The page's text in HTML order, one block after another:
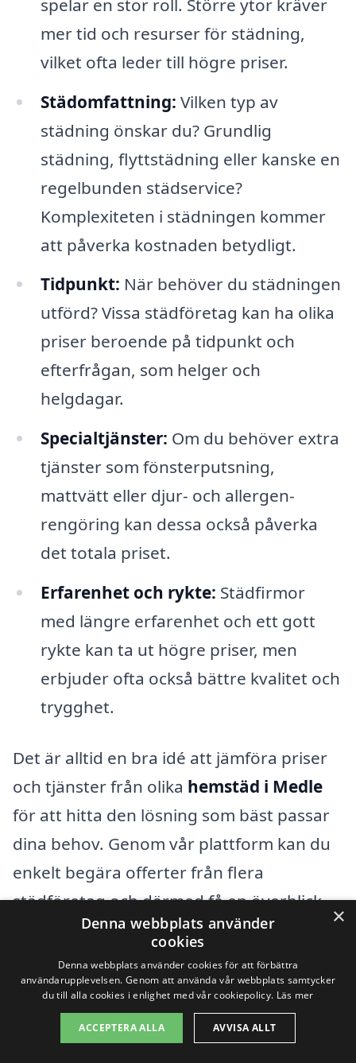
spelar en stor roll. Större ytor kräver
mer tid och resurser för städning,
vilket ofta leder till högre priser.
Städomfattning: Vilken typ av
städning önskar du? Grundlig
städning, flyttstädning eller kanske en
regelbunden städservice?
Komplexiteten i städningen kommer
att påverka kostnaden betydligt.
Tidpunkt: När behöver du städningen
utförd? Vissa städföretag kan ha olika
priser beroende på tidpunkt och
efterfrågan, som helger och
helgdagar.
Specialtjänster: Om du behöver extra
tjänster som fönsterputsning,
mattvätt eller djur- och allergen-
rengöring kan dessa också påverka
det totala priset.
Erfarenhet och rykte: Städfirmor
med längre erfarenhet och ett gott
rykte kan ta ut högre priser, men
erbjuder ofta också bättre kvalitet och
trygghet.
Det är alltid en bra idé att jämföra priser
och tjänster från olika hemstäd i Medle
för att hitta den lösning som bäst passar
dina behov. Genom vår plattform kan du
enkelt begära offerter från flera
städföretag och därmed få en överblick
över vad som erbjuds i ditt område. Kom
ihåg att priset inte alltid är den enda
faktorn; kvalitet och pålitlighet är också
avgörande för att få den bästa
städupplevelsen.
×
Denna webbplats använder
cookies
Denna webbplats använder cookies för att förbättra
användarupplevelsen. Genom att använda vår webbplats samtycker
du till alla cookies i enlighet med vår cookiepolicy. Läs mer
ACCEPTERA ALLA AVVISA ALLT